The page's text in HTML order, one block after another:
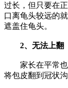
过长，但只要在
口离龟头较远的
遮盖住龟头。
2、无法上翻
家长在平常也
将包皮翻到冠状